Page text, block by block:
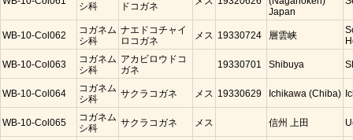
シ科
ドコガネ
Japan
WB-10-Col062
コガネム
シ科
ナエドコチャイ
ロコガネ
メス 19330724 層雲峡
WB-10-Col063
コガネム
シ科
アカビロウドコ
ガネ
19330701 Shibuya
WB-10-Col064
コガネム
シ科
サクラコガネ メス 19330629 Ichikawa (Chiba)
WB-10-Col065
コガネム
シ科
サクラコガネ メス 信州 上田